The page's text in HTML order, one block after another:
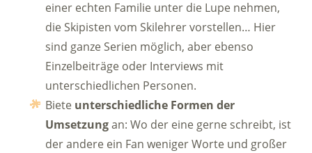
einer echten Familie unter die Lupe nehmen,
die Skipisten vom Skilehrer vorstellen… Hier
sind ganze Serien möglich, aber ebenso
Einzelbeiträge oder Interviews mit
unterschiedlichen Personen.
Biete unterschiedliche Formen der
Umsetzungan: Wo der eine gerne schreibt, ist
der andere ein Fan weniger Worte und großer